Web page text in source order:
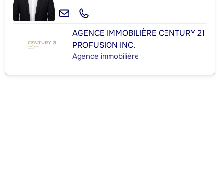
AGENCE IMMOBILIÈRE CENTURY 21
PROFUSION INC.
Agence immobilière